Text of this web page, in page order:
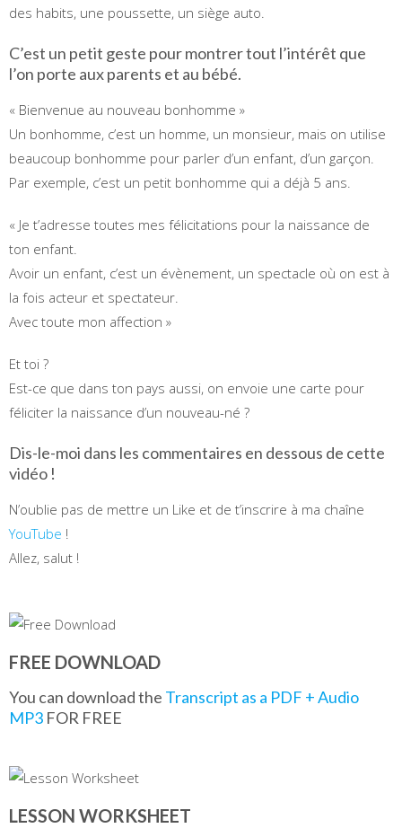
des habits, une poussette, un siège auto.
C’est un petit geste pour montrer tout l’intérêt que
l’on porte aux parents et au bébé.
« Bienvenue au nouveau bonhomme »
Un bonhomme, c’est un homme, un monsieur, mais on utilise
beaucoup bonhomme pour parler d’un enfant, d’un garçon.
Par exemple, c’est un petit bonhomme qui a déjà 5 ans.
« Je t’adresse toutes mes félicitations pour la naissance de
ton enfant.
Avoir un enfant, c’est un évènement, un spectacle où on est à
la fois acteur et spectateur.
Avec toute mon affection »
Et toi ?
Est-ce que dans ton pays aussi, on envoie une carte pour
féliciter la naissance d’un nouveau-né ?
Dis-le-moi dans les commentaires en dessous de cette
vidéo !
N’oublie pas de mettre un Like et de t’inscrire à ma chaîne
YouTube !
Allez, salut !
FREE DOWNLOAD
You can download the Transcript as a PDF + Audio
MP3 FOR FREE
LESSON WORKSHEET